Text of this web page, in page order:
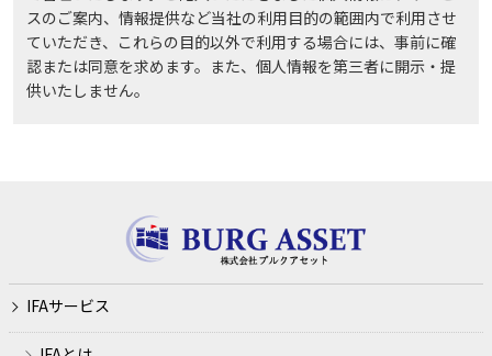
スのご案内、情報提供など当社の利用目的の範囲内で利用させ
ていただき、これらの目的以外で利用する場合には、事前に確
認または同意を求めます。また、個人情報を第三者に開示・提
供いたしません。
IFAサービス